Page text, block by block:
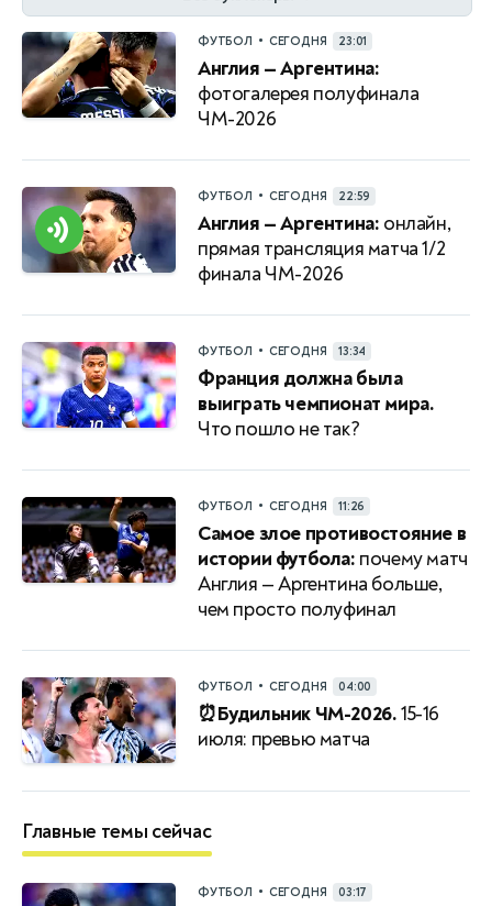
ФУТБОЛ • СЕГОДНЯ 23:01
Англия — Аргентина:
фотогалерея полуфинала
ЧМ-2026
ФУТБОЛ • СЕГОДНЯ 22:59
Англия — Аргентина: онлайн,
прямая трансляция матча 1/2
финала ЧМ-2026
ФУТБОЛ • СЕГОДНЯ 13:34
Франция должна была
выиграть чемпионат мира.
Что пошло не так?
ФУТБОЛ • СЕГОДНЯ 11:26
Самое злое противостояние в
истории футбола: почему матч
Англия — Аргентина больше,
чем просто полуфинал
ФУТБОЛ • СЕГОДНЯ 04:00
⏰Будильник ЧМ-2026.15-16
июля: превью матча
Главные темы сейчас
ФУТБОЛ • СЕГОДНЯ 03:17